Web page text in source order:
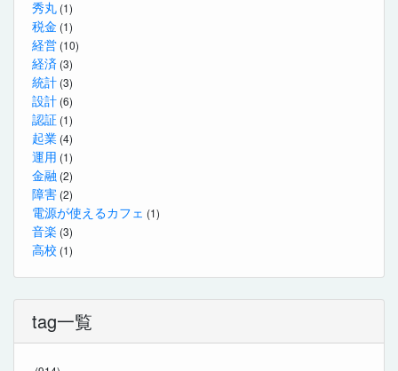
秀丸 (1)
税金 (1)
経営 (10)
経済 (3)
統計 (3)
設計 (6)
認証 (1)
起業 (4)
運用 (1)
金融 (2)
障害 (2)
電源が使えるカフェ (1)
音楽 (3)
高校 (1)
tag一覧